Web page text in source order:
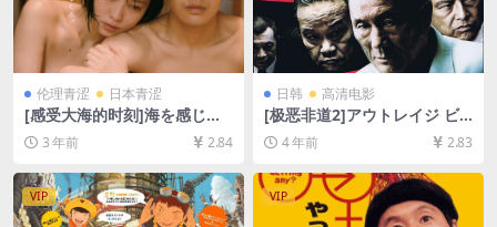
伦理青涩 日本青涩
[感受大海的时刻]海を感じる
時 (2014)[百度网盘+夸克网盘
1080P超清未删减资源][网盘
在线播放/下载][MP4/3.8GB]
[日语中字]
3 年前 2.84
日韩 高清电影
[极恶非道2]アウトレイジ ビ
ヨンド (2012)[百度网盘+迅雷
云盘资源1080P超清未删减]
[MP4/7GB][日语中字]
4 年前 2.83
VIP VIP